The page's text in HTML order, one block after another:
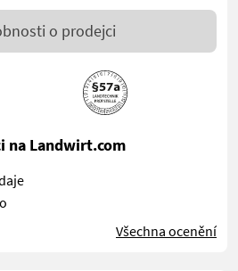
o prodejci
na Landwirt.com
Všechna ocenění